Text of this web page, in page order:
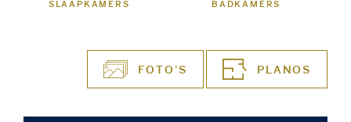
SLAAPKAMERS BADKAMERS
FOTO'S PLANOS